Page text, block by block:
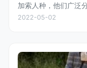
加索人种，他们广泛
符合高加索人种特征
2022-05-02